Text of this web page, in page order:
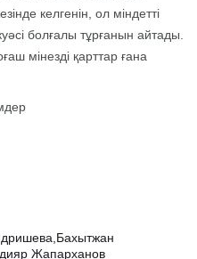
келгенін, ол міндетті
болғалы тұрғанын айтады.
мінезді қарттар ғана
Жапарханов